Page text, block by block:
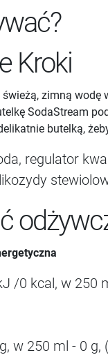
Kroki
zimną wodę
SodaStream
butelką,
regulator
/0 kcal, w 250
w 250 ml - 0 g,